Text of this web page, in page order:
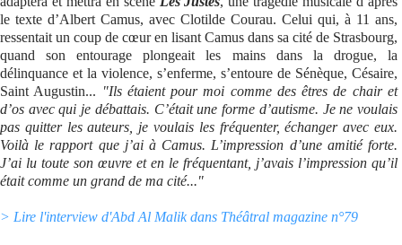
le texte d’Albert Camus, avec Clotilde Courau. Celui qui, à 11 ans,
ressentait un coup de cœur en lisant Camus dans sa cité de Strasbourg,
quand son entourage plongeait les mains dans la drogue, la
délinquance et la violence, s’enferme, s’entoure de Sénèque, Césaire,
Saint Augustin... "Ils étaient pour moi comme des êtres de chair et
d’os avec qui je débattais. C’était une forme d’autisme. Je ne voulais
pas quitter les auteurs, je voulais les fréquenter, échanger avec eux.
Voilà le rapport que j’ai à Camus. L’impression d’une amitié forte.
J’ai lu toute son œuvre et en le fréquentant, j’avais l’impression qu’il
était comme un grand de ma cité..."
> Lire l'interview d'Abd Al Malik dans Théâtral magazine n°79